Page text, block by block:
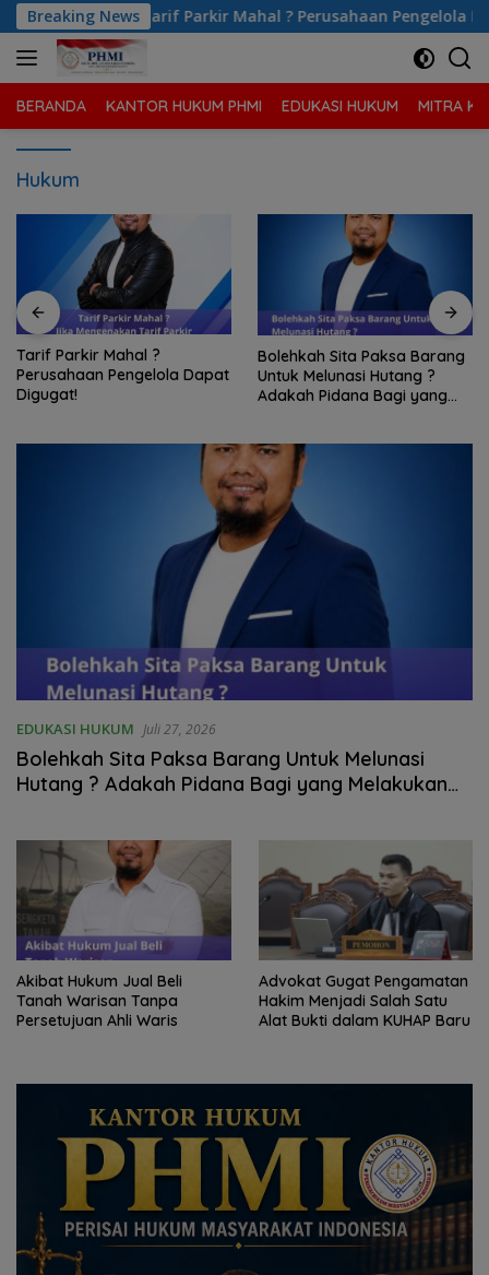
Langsung
ke
konten
Breaking News
Pengelola Dapat Digugat! Bolehkah Sita
BERANDA KANTOR HUKUM PHMI EDUKASI HUKUM MITRA
Hukum
Bolehkah Sita Paksa Barang
Untuk Melunasi Hutang ?
Adakah Pidana Bagi yang
Bagaimana Cara
Pembuktian Utang Piutang
Tanpa Perjanjian Tertulis ?
EDUKASI HUKUM Juli 27, 2026
Bolehkah Sita Paksa Barang Untuk Melunasi
Hutang ? Adakah Pidana Bagi yang Melakukan
Akibat Hukum Jual Beli
Tanah Warisan Tanpa
Persetujuan Ahli Waris
Advokat Gugat Pengamatan
Hakim Menjadi Salah Satu
Alat Bukti dalam KUHAP Baru